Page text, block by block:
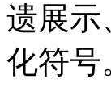
遗展示
化符号